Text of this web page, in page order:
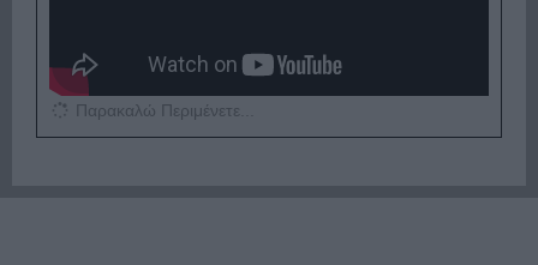
Παρακαλώ Περιμένετε...